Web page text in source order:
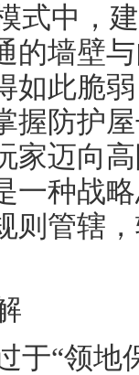
式中，
的墙壁
如此脆
握防护
家迈向
一种战
则管辖
于“领地